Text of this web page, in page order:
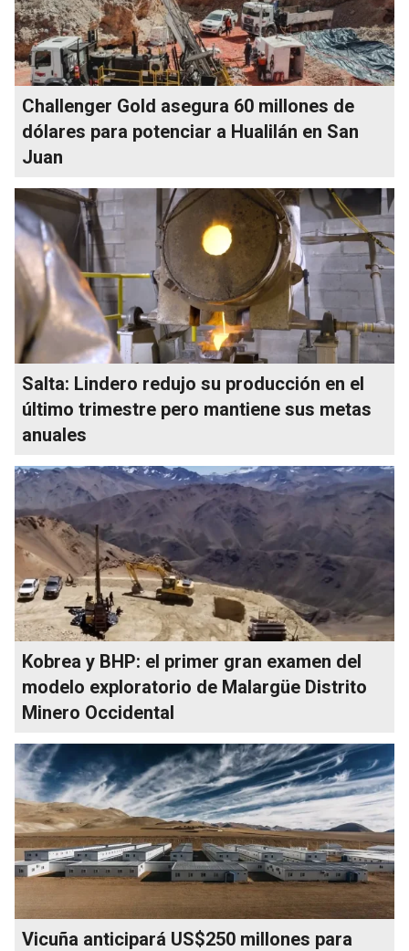
Challenger Gold asegura 60 millones de
dólares para potenciar a Hualilán en San
Juan
Salta: Lindero redujo su producción en el
último trimestre pero mantiene sus metas
anuales
Kobrea y BHP: el primer gran examen del
modelo exploratorio de Malargüe Distrito
Minero Occidental
Vicuña anticipará US$250 millones para